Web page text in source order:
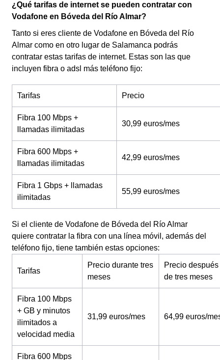
¿Qué tarifas de internet se pueden contratar con
Vodafone en Bóveda del Río Almar?
Tanto si eres cliente de Vodafone en Bóveda del Río
Almar como en otro lugar de Salamanca podrás
contratar estas tarifas de internet. Estas son las que
incluyen fibra o adsl más teléfono fijo:
Tarifas Precio
Fibra 100 Mbps +
llamadas ilimitadas
30,99 euros/mes
Fibra 600 Mbps +
llamadas ilimitadas
42,99 euros/mes
Fibra 1 Gbps + llamadas
ilimitadas
55,99 euros/mes
Si el cliente de Vodafone de Bóveda del Río Almar
quiere contratar la fibra con una línea móvil, además del
teléfono fijo, tiene también estas opciones:
Tarifas
Precio durante tres
meses
Precio después
de tres meses
Fibra 100 Mbps
+ GB y minutos
ilimitados a
velocidad media
31,99 euros/mes 64,99 euros/
Fibra 600 Mbps